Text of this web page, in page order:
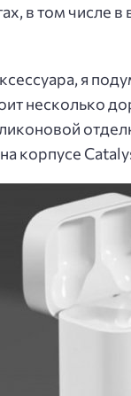
в том числе
я
несколько
корпусе